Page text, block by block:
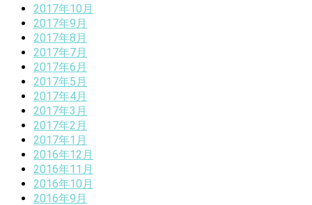
2017年10月
2017年9月
2017年8月
2017年7月
2017年6月
2017年5月
2017年4月
2017年3月
2017年2月
2017年1月
2016年12月
2016年11月
2016年10月
2016年9月